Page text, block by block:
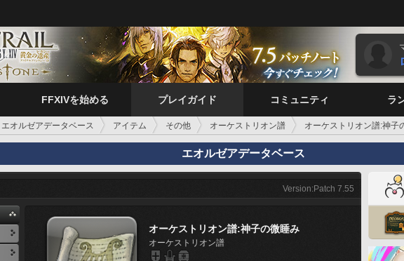
FFXIVを始める プレイガイド コミュニティ ラ
エオルゼアデータベース アイテム その他 オーケストリオン譜 オーケストリオン譜:神子
エオルゼアデータベース
Version:Patch 7.55
オーケストリオン譜:神子の微睡み
オーケストリオン譜